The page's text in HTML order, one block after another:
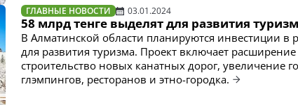
ГЛАВНЫЕ НОВОСТИ 03.01.2024
58 млрд тенге выделят для развития
В Алматинской области планируются инвестиции в
для развития туризма. Проект включает расширение
строительство новых канатных дорог, увеличение
глэмпингов, ресторанов и этно-городка.